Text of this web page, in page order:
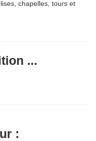
chapelles, tours et
...
: